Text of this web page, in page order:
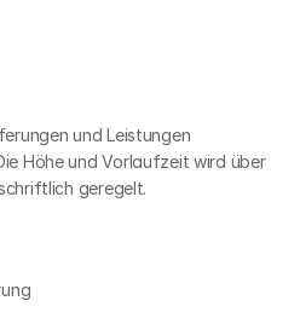
und Leistungen
Höhe und Vorlaufzeit wird über
geregelt.